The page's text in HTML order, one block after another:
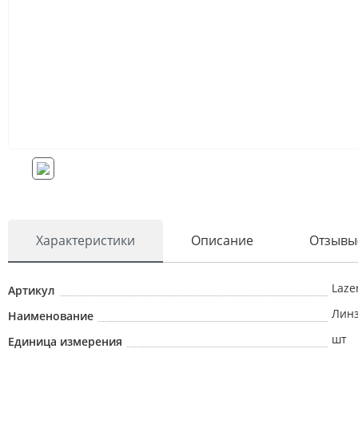
Характеристики Описание
Артикул
Наименование
Единица измерения
шт